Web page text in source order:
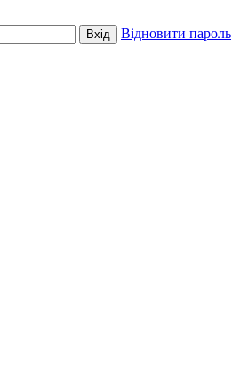
Вхід Відновити пароль